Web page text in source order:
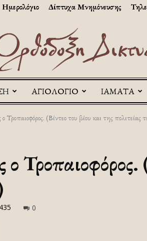
Ημερολόγιο Δίπτυχα Μνημόνευσης
ΑΓΙΟΛΟΓΙΟ ΙΑΜΑΤΑ
ο Τροπαιοφόρος. (Βίντεο του βίου και της πολιτείας
ο
0